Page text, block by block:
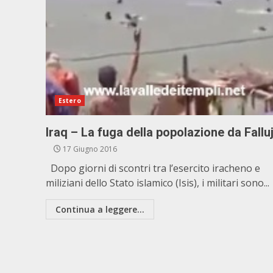
Estero
Iraq – La fuga della popolazione da
17 Giugno 2016
Dopo giorni di scontri tra l’esercito iracheno e
miliziani dello Stato islamico (Isis), i militari sono...
Continua a leggere...